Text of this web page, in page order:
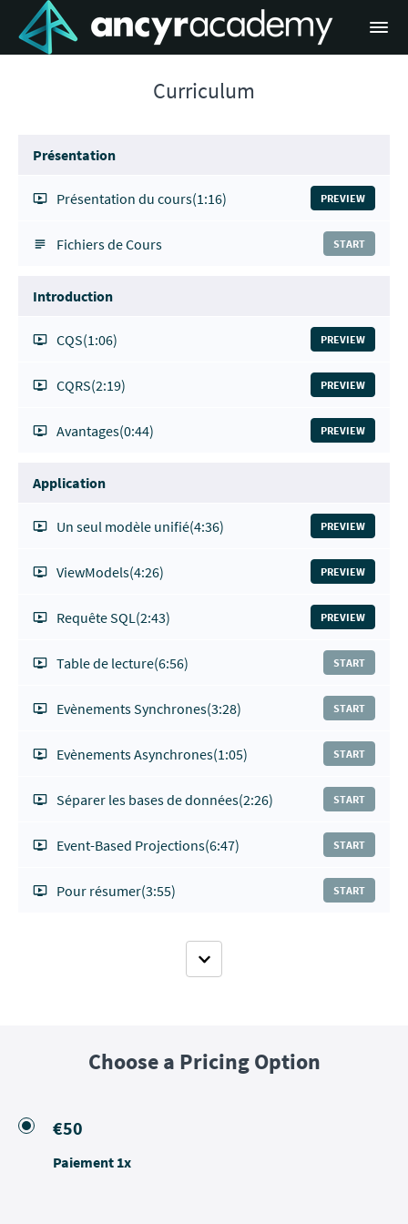
Curriculum
Présentation
Présentation du cours(1:16) PREVIEW
Fichiers de Cours START
Introduction
CQS(1:06) PREVIEW
CQRS(2:19) PREVIEW
Avantages(0:44) PREVIEW
Application
Un seul modèle unifié(4:36) PREVIEW
ViewModels(4:26) PREVIEW
Requête SQL (2:43) PREVIEW
Table de lecture(6:56) START
Evènements Synchrones(3:28) START
Evènements Asynchrones(1:05) START
Séparer les bases de données(2:26) START
Event-Based Projections(6:47) START
Pour résumer(3:55) START
Choose a Pricing Option
€50
Paiement 1x